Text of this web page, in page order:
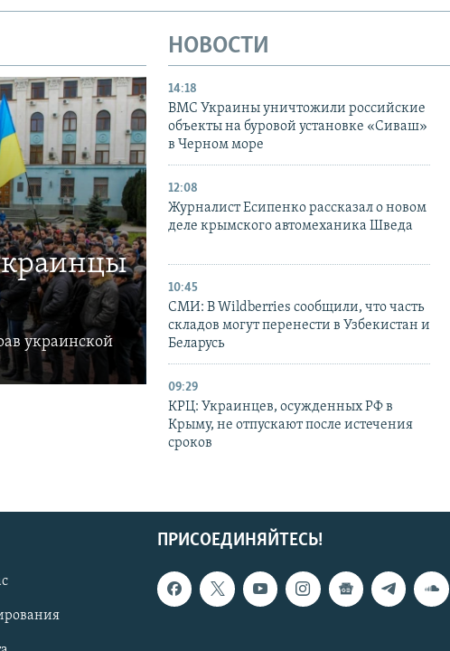
украинской
НОВОСТИ
14:18
ВМС Украины уничтожили российские
объекты на буровой установке «Сиваш»
в Черном море
12:08
Журналист Есипенко рассказал о новом
деле крымского автомеханика Шведа
10:45
СМИ: В Wildberries сообщили, что часть
складов могут перенести в Узбекистан и
Беларусь
09:29
КРЦ: Украинцев, осужденных РФ в
Крыму, не отпускают после истечения
сроков
ПРИСОЕДИНЯЙТЕСЬ!